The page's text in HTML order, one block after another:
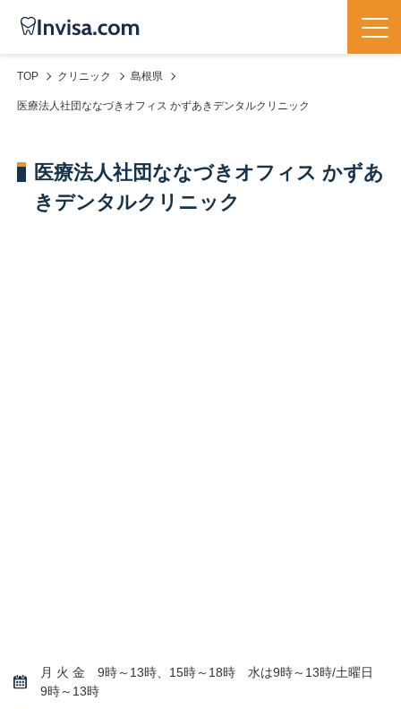
TOP クリニック 島根県
医療法人社団ななづきオフィス かずあきデンタルクリニック
医療法人社団ななづきオフィス かずあ
きデンタルクリニック
月 火 金 9時～13時、15時～18時 水は9時～13時/土曜日
9時～13時